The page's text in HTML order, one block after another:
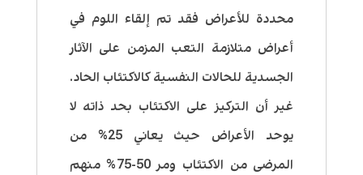
محددة للأعراض فقد تم إلقاء اللوم في
أعراض متلازمة التعب المزمن على الآثار
الجسدية للحالات النفسية كالاكتئاب الحاد.
غير أن التركيز على الاكتئاب بحد ذاته لا
يوحد الأعراض حيث يعاني 25% من
المرضى من الاكتئاب ومر 50-75% منهم